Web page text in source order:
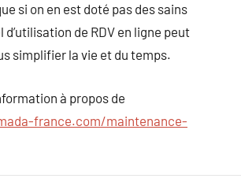
si on en est doté pas des sains
de RDV en ligne peut
simplifier la vie et du temps.
à propos de
france.com/maintenance-